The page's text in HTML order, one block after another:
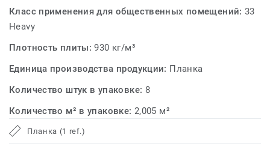
Класс применения для общественных помещений:33
Heavy
Плотность плиты:930 кг/м³
Единица производства продукции: Планка
Количество штук в упаковке: 8
Количество м² в упаковке: 2,005 м²
Планка (1 ref.)